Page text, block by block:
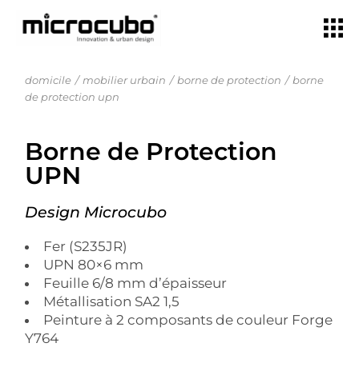
domicile mobilier urbain borne de protection
borne
de protection upn
Borne de Protection
UPN
Design Microcubo
Fer (S235JR)
UPN 80×6 mm
Feuille 6/8 mm d’épaisseur
Métallisation SA2 1,5
Peinture à 2 composants de couleur Forge
Y764